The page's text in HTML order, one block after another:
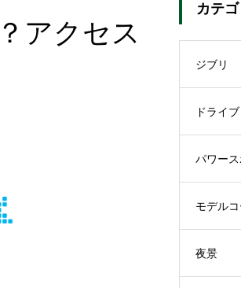
アクセス
カテ
ジブリ
ドライブ
パワース
モデルコ
夜景